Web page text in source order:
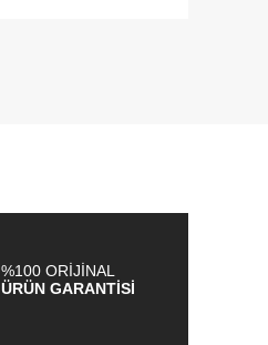
%100 ORİJİNAL
ÜRÜN GARANTİSİ